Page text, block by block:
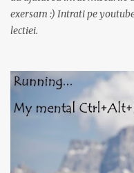
aglomerat, multa lume
incepea festivalul de film
una cu 3 persoane; spre
bilete spre Sf. Gheorg...
exersam :) Intrati pe
lectiei.